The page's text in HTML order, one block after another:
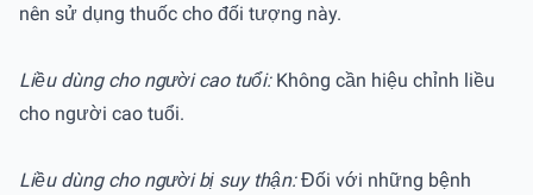
nên sử dụng thuốc cho đối tượng này.
Liều dùng cho người cao tuổi:Không cần hiệu chỉnh liều
cho người cao tuổi.
Liều dùng cho người bị suy thận:Đối với những bệnh